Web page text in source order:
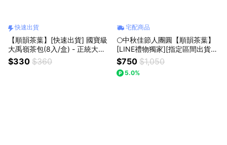
快速出貨
【順韻茶葉】[快速出貨] 國寶級
大禹嶺茶包(8入/盒) - 正統大禹
嶺｜輕便茶包｜隨時享用高山好
茶
$330 $360
宅配商品
🌕中秋佳節人團圓【順韻茶葉】
[LINE禮物獨家][指定區間出貨]
隨行相伴組 - 隨行茶葉包｜茶葉
套組｜送禮首選｜商務禮品｜節
慶贈禮｜環境友善茶葉｜自家茶
$750 $1,050
5.0%